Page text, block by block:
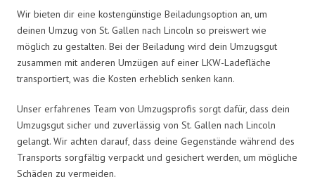
Wir bieten dir eine kostengünstige Beiladungsoption an, um
deinen Umzug von St. Gallen nach Lincoln so preiswert wie
möglich zu gestalten. Bei der Beiladung wird dein Umzugsgut
zusammen mit anderen Umzügen auf einer LKW-Ladefläche
transportiert, was die Kosten erheblich senken kann.
Unser erfahrenes Team von Umzugsprofis sorgt dafür, dass dein
Umzugsgut sicher und zuverlässig von St. Gallen nach Lincoln
gelangt. Wir achten darauf, dass deine Gegenstände während des
Transports sorgfältig verpackt und gesichert werden, um mögliche
Schäden zu vermeiden.